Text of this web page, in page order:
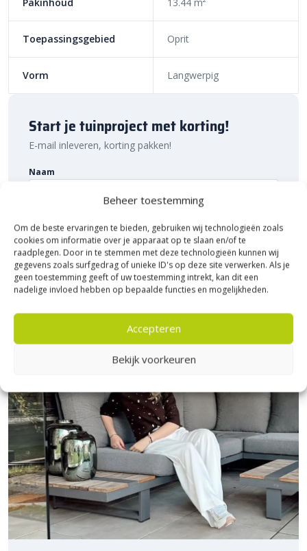
Beheer toestemming
Om de beste ervaringen te bieden, gebruiken wij technologieën zoals
cookies om informatie over je apparaat op te slaan en/of te
raadplegen. Door in te stemmen met deze technologieën kunnen wij
gegevens zoals surfgedrag of unieke ID's op deze site verwerken. Als je
geen toestemming geeft of uw toestemming intrekt, kan dit een
nadelige invloed hebben op bepaalde functies en mogelijkheden.
Accepteren
Bekijk voorkeuren
Sierbestratingsmarkt.com: snelle levering
voor de beste prijs
20x30x6 stenen
eenvoudig online. Dankzij ons brede assortiment
stijlvolle stenen.
Toepassingsgebied Oprit
Vorm Langwerpig
Start je tuinproject met korting!
E-mail inleveren, korting pakken!
Naam
E-mailadres